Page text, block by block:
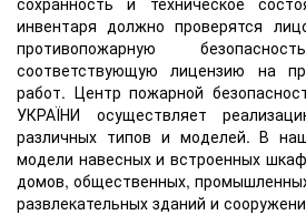
инвентаря должно проверятся
противопожарную
соответствующую лицензию на
работ. Центр пожарной
УКРАЇНИ осуществляет
различных типов и моделей. В
модели навесных и встроенных
домов, общественных,
развлекательных зданий и